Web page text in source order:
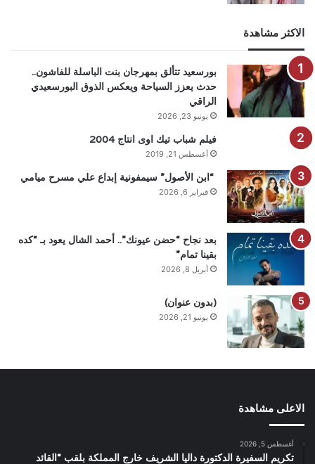
الاكثر مشاهدة
بورسعيد تتألق بمهرجان بنت الباسلة للفاشون..
حدث يعزز السياحة ويعكس الذوق البورسعيدي
الراقي
يونيو 23, 2026
فيلم شباب تيك اوى انتاج 2004
أغسطس 21, 2019
“ابن الأصول” سيمفونية إبداع علي مسرح ميامي
فبراير 6, 2026
بعد نجاح “حضن عيونك”.. أحمد الشال يعود بـ “كده
بقينا تمام”
أبريل 8, 2026
(بدون عنوان)
يونيو 21, 2026
الاعلى مشاهدة
أغسطس 5, 2026
تكريم السفيرة الدكتورة داليا الشريف خارج المملكة بلقب “القائد